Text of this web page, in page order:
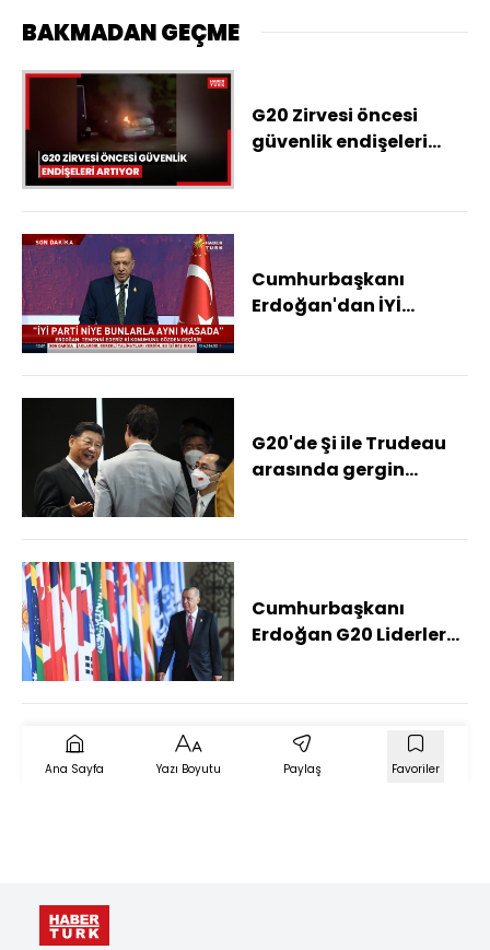
BAKMADAN GEÇME
G20 Zirvesi öncesi
güvenlik endişeleri
Cumhurbaşkanı
Erdoğan'dan İYİ
G20'de Şi ile Trudeau
arasında gergin
Cumhurbaşkanı
Erdoğan G20 Liderler
katıldı
Ana Sayfa Yazı Boyutu Paylaş Favoriler